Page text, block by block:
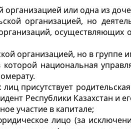
организацией или одна из
организацией, но
осуществляющих
организацией, но в
национальная
присутствует
Республики Казахстан и
участие в капитале;
лицо (за